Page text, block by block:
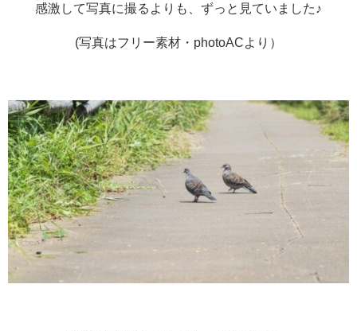
感激して写真に撮るよりも、ずっと見ていました♪
(写真はフリー素材・photoACより）